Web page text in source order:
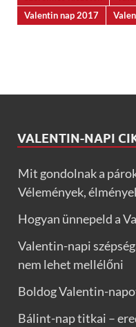
Valentin nap 2017
VALENTIN-NAPI
Mit gondolnak a
Vélemények,
Hogyan ünnepeld a
Valentin-napi
nem lehet mellélőni
Boldog Valentin-
Bálint-nap titkai –